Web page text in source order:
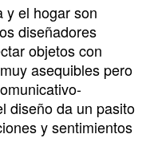
y el hogar son
diseñadores
objetos con
asequibles pero
diseño da un pasito
y sentimientos